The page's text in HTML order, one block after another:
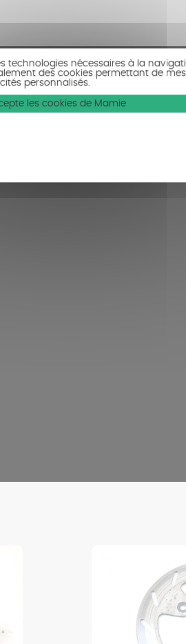
technologies nécessaires à la
des cookies permettant de
personnalisés.
les cookies de Mamie